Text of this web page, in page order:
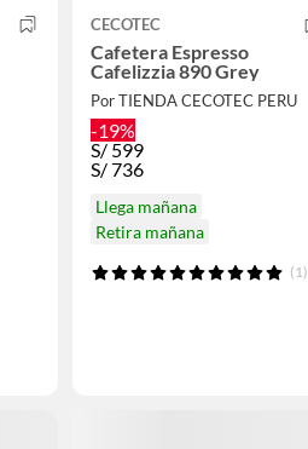
CECOTEC
Cafetera Espresso
Cafelizzia 890 Grey
Por TIENDA CECOTEC PERU
-19%
S/ 599
S/736
Llega mañana
Retira mañana
(1)